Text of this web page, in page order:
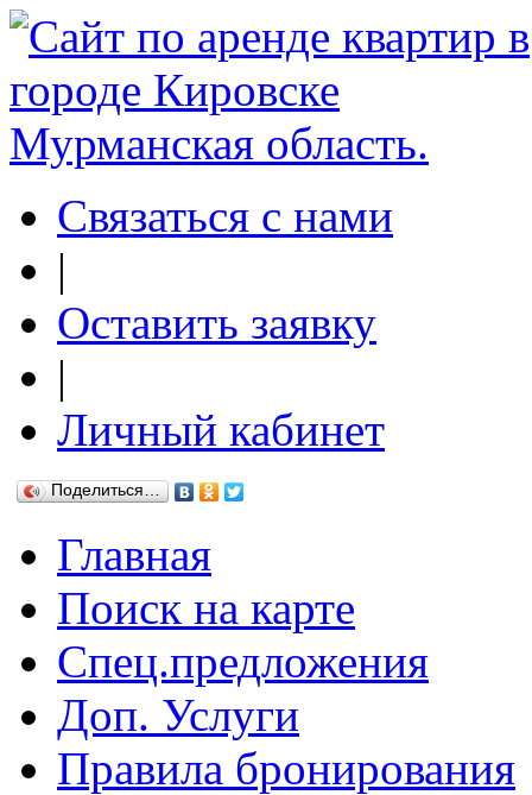
Связаться с нами
|
Оставить заявку
|
Личный кабинет
Поделиться…
Главная
Поиск на карте
Спец.предложения
Доп. Услуги
Правила бронирования